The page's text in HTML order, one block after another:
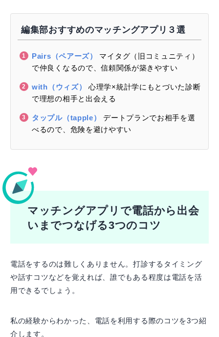
編集部おすすめのマッチングアプリ３選
Pairs（ペアーズ）
マイタグ（旧コミュニティ）
で仲良くなるので、信頼関係が築きやすい
with（ウィズ）
心理学×統計学にもとづいた診断
で理想の相手と出会える
タップル（tapple）
デートプランでお相手を選
べるので、危険を避けやすい
マッチングアプリで電話から出会
いまでつなげる3つのコツ
電話をするのは難しくありません。打診するタイミング
や話すコツなどを覚えれば、誰でもある程度は電話を活
用できるでしょう。
私の経験からわかった、電話を利用する際のコツを3つ紹
介します。